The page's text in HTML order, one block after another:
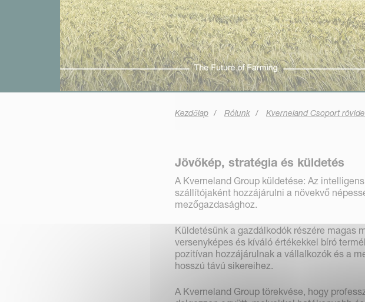
Kezdőlap Rólunk Kverneland Csoport
Jövőkép, stratégia és küldetés
A Kverneland Group küldetése: Az
szállítójaként hozzájárulni a növekvő
mezőgazdasághoz.
Küldetésünk a gazdálkodók részére magas
versenyképes és kíváló értékekkel bíró
pozitívan hozzájárulnak a vállalkozók és a
hosszú távú sikereihez.
A Kverneland Group törekvése, hogy